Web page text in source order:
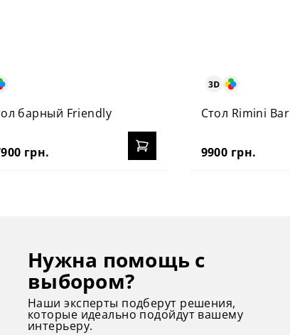
барный Friendly
грн.
Стол Rimini Bar
9900 грн.
Нужна помощь с
выбором?
Наши эксперты подберут решения,
которые идеально подойдут вашему
интерьеру.